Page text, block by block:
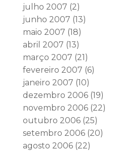
julho 2007 (2)
junho 2007 (13)
maio 2007 (18)
abril 2007 (13)
março 2007 (21)
fevereiro 2007 (6)
janeiro 2007 (10)
dezembro 2006(19)
novembro 2006(22)
outubro 2006(25)
setembro 2006(20)
agosto 2006(22)